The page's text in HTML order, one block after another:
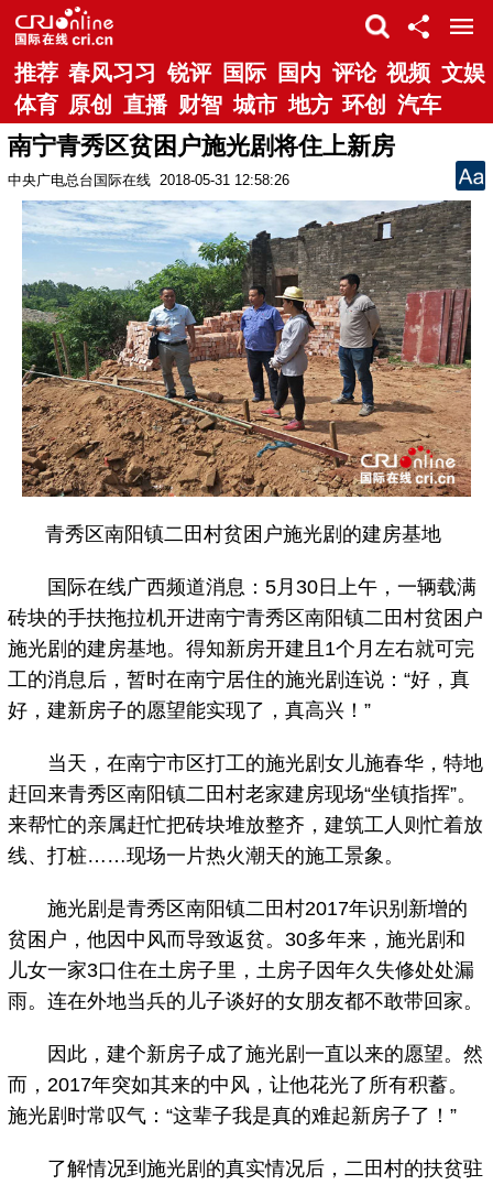
推荐 春风习习 锐评 国际 国内 评论 视频 文娱
体育 原创 直播 财智 城市 地方 环创 汽车
南宁青秀区贫困户施光剧将住上新房
中央广电总台国际在线 2018-05-31 12:58:26
青秀区南阳镇二田村贫困户施光剧的建房基地
国际在线广西频道消息：5月30日上午，一辆载满
砖块的手扶拖拉机开进南宁青秀区南阳镇二田村贫困户
施光剧的建房基地。得知新房开建且1个月左右就可完
工的消息后，暂时在南宁居住的施光剧连说：“好，真
好，建新房子的愿望能实现了，真高兴！”
当天，在南宁市区打工的施光剧女儿施春华，特地
赶回来青秀区南阳镇二田村老家建房现场“坐镇指挥”。
来帮忙的亲属赶忙把砖块堆放整齐，建筑工人则忙着放
线、打桩……现场一片热火潮天的施工景象。
施光剧是青秀区南阳镇二田村2017年识别新增的
贫困户，他因中风而导致返贫。30多年来，施光剧和
儿女一家3口住在土房子里，土房子因年久失修处处漏
雨。连在外地当兵的儿子谈好的女朋友都不敢带回家。
因此，建个新房子成了施光剧一直以来的愿望。然
而，2017年突如其来的中风，让他花光了所有积蓄。
施光剧时常叹气：“这辈子我是真的难起新房子了！”
了解情况到施光剧的真实情况后，二田村的扶贫驻